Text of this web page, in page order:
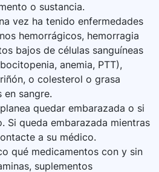
o sustancia.
vez ha tenido enfermedades
hemorrágicos, hemorragia
bajos de células sanguíneas
anemia, PTT),
o colesterol o grasa
sangre.
quedar embarazada o si
Si queda embarazada mientras
a su médico.
qué medicamentos con y sin
suplementos